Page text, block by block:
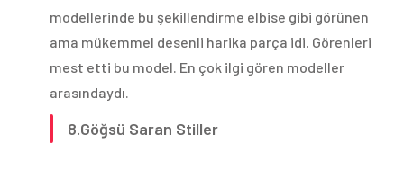
modellerinde bu şekillendirme elbise gibi görünen
ama mükemmel desenli harika parça idi. Görenleri
mest etti bu model. En çok ilgi gören modeller
arasındaydı.
8.Göğsü Saran Stiller